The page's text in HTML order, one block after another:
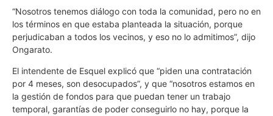
“Nosotros tenemos diálogo con toda la comunidad, pero no en
los términos en que estaba planteada la situación, porque
perjudicaban a todos los vecinos, y eso no lo admitimos”, dijo
Ongarato.
El intendente de Esquel explicó que “piden una contratación
por 4 meses, son desocupados”, y que “nosotros estamos en
la gestión de fondos para que puedan tener un trabajo
temporal, garantías de poder conseguirlo no hay, porque la